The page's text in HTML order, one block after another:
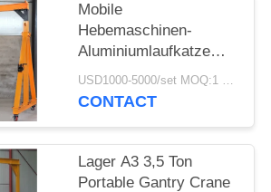
Mobile
Hebemaschinen-
Aluminiumlaufkatze
Bock-Crane Spans 3M-
10m
USD1000-5000/set MOQ:1 Satz
CONTACT
Lager A3 3,5 Ton
Portable Gantry Crane